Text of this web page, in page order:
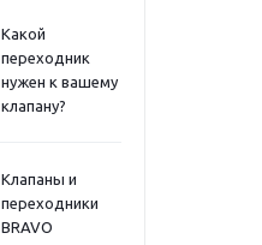
Какой
переходник
нужен к вашему
клапану?
Клапаны и
переходники
BRAVO